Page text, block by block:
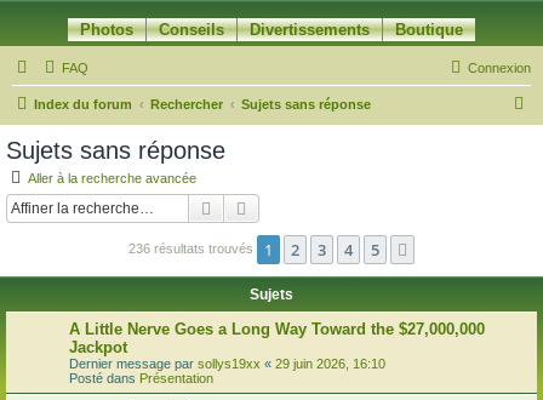
Photos Conseils Divertissements Boutique
FAQ Connexion
Index du forum Rechercher Sujets sans réponse
c
Sujets sans réponse
Aller à la recherche avancée
Rechercher
236 résultats trouvés 1 2 3 4 5
Sujets
A Little Nerve Goes a Long Way Toward the $27,000,000
Jackpot
Dernier message par sollys19xx « 29 juin 2026, 16:10
Posté dans Présentation